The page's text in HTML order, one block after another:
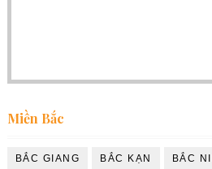
Miền Bắc
BẮC GIANG BẮC KẠN BẮC